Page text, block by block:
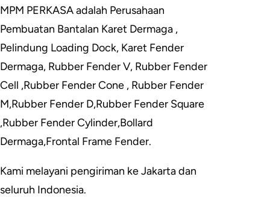
MPM PERKASA adalah Perusahaan
Pembuatan Bantalan Karet Dermaga ,
Pelindung Loading Dock, Karet Fender
Dermaga, Rubber Fender V, Rubber Fender
Cell ,Rubber Fender Cone , Rubber Fender
M,Rubber Fender D,Rubber Fender Square
,Rubber Fender Cylinder,Bollard
Dermaga,Frontal Frame Fender.
Kami melayani pengiriman ke Jakarta dan
seluruh Indonesia.